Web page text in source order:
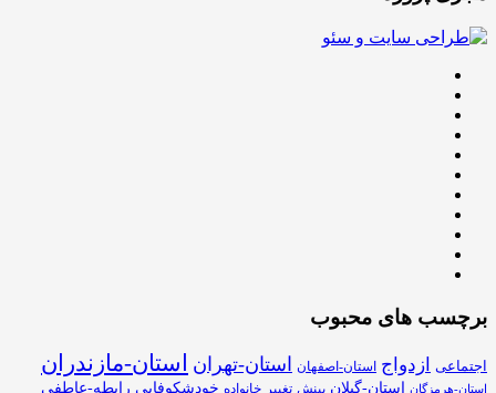
برچسب های محبوب
اجتماعی ازدواج استان-اصفهان استان-تهران استان-مازندران
استان-هرمزگان استان-گیلان بینش تغییر خانواده خودشکوفایی رابطه-عاطفی